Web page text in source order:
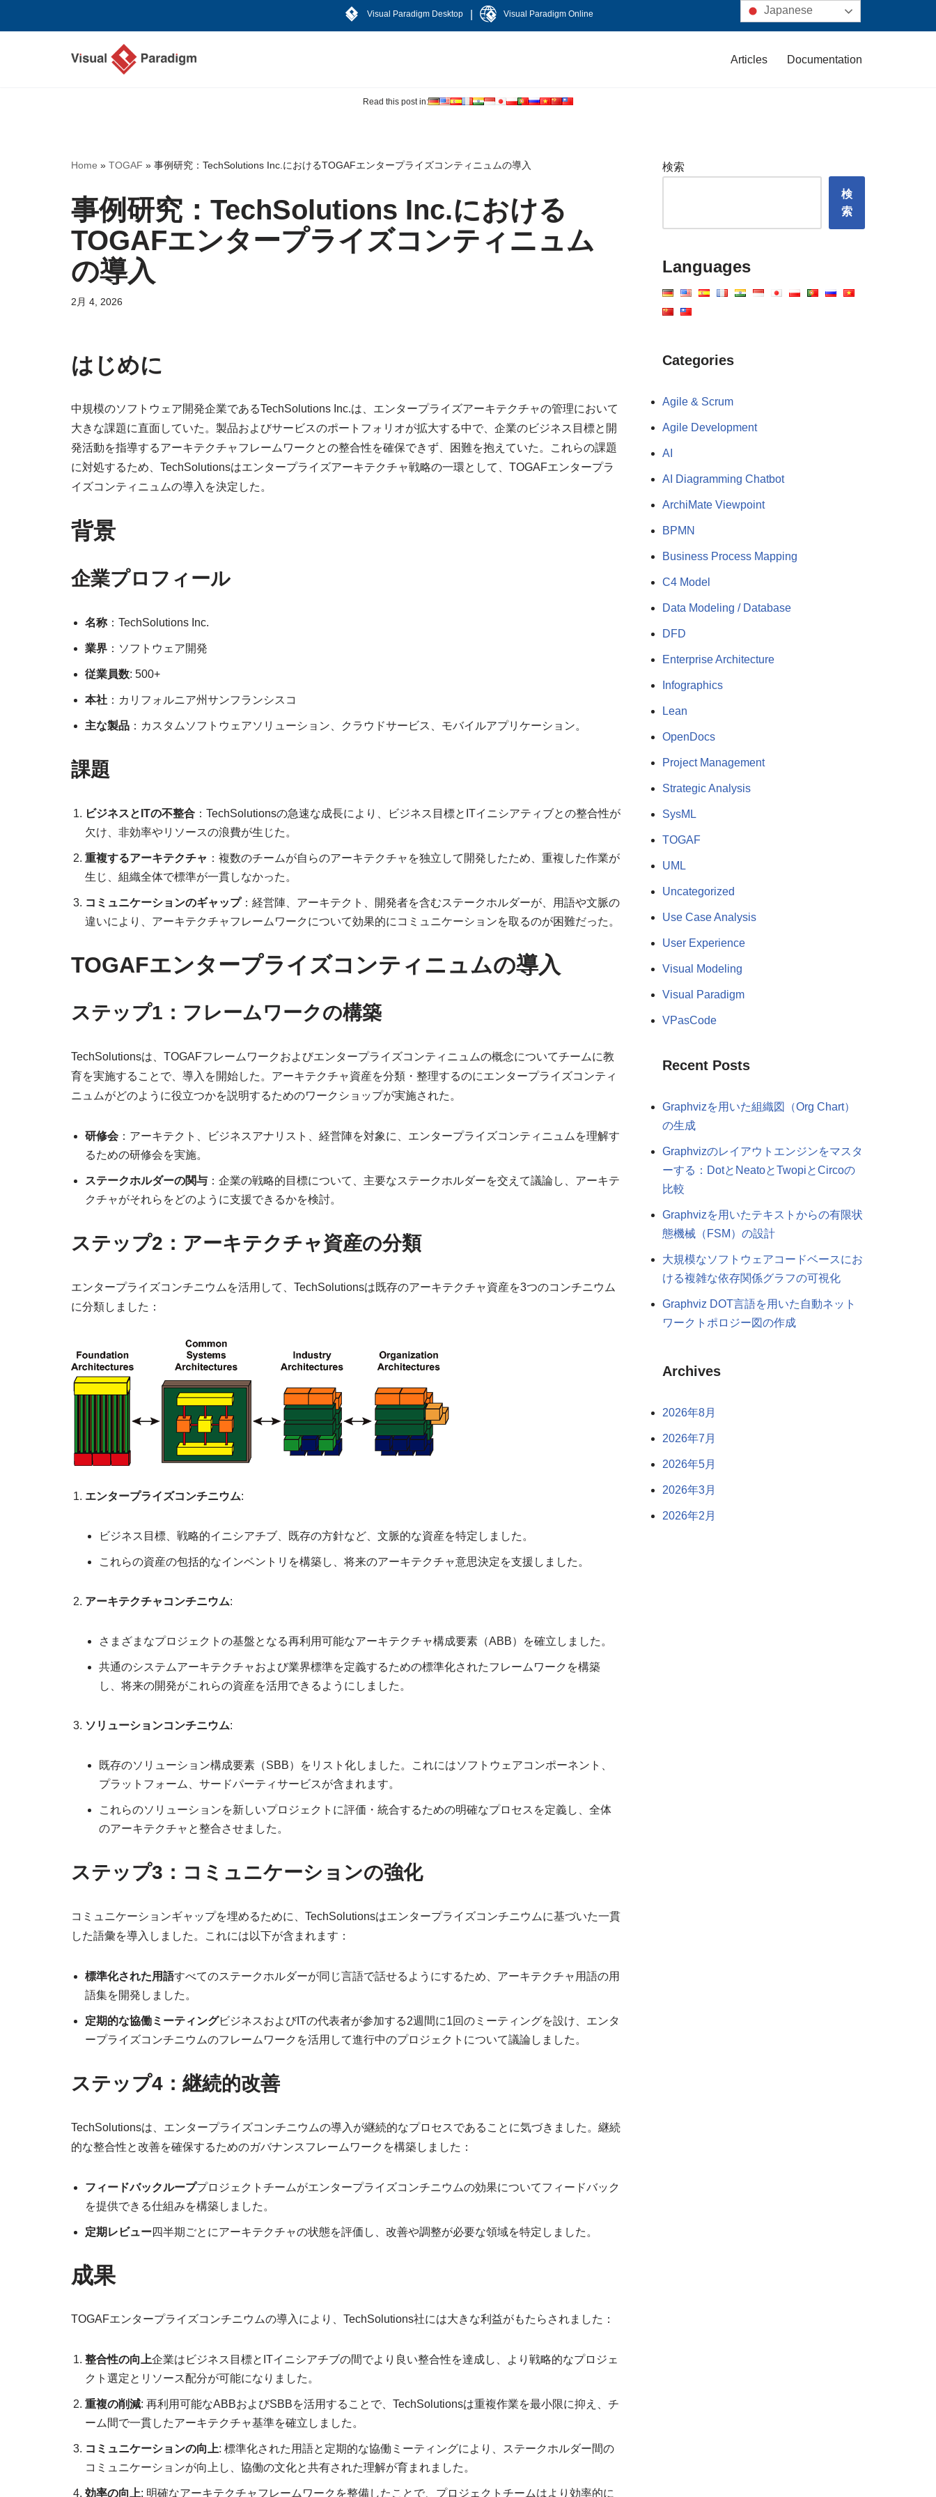
Visual Paradigm Desktop Visual Paradigm Online
Articles Documentation
Read this post in:
Home » TOGAF » 事例研究：TechSolutions Inc.におけるTOGAFエンタープライズコンティニュムの導入
事例研究：TechSolutions Inc.における
TOGAFエンタープライズコンティニュム
の導入
2月 4, 2026
はじめに
中規模のソフトウェア開発企業であるTechSolutions Inc.は、エンタープライズアーキテクチャの管理において
大きな課題に直面していた。製品およびサービスのポートフォリオが拡大する中で、企業のビジネス目標と開
発活動を指導するアーキテクチャフレームワークとの整合性を確保できず、困難を抱えていた。これらの課題
に対処するため、TechSolutionsはエンタープライズアーキテクチャ戦略の一環として、TOGAFエンタープラ
イズコンティニュムの導入を決定した。
背景
企業プロフィール
名称：TechSolutions Inc.
業界 ：ソフトウェア開発
従業員数: 500+
本社 ：カリフォルニア州サンフランシスコ
主な製品 ：カスタムソフトウェアソリューション、クラウドサービス、モバイルアプリケーション。
課題
ビジネスとITの不整合 ：TechSolutionsの急速な成長により、ビジネス目標とITイニシアティブとの整合性が
欠け、非効率やリソースの浪費が生じた。
重複するアーキテクチャ ：複数のチームが自らのアーキテクチャを独立して開発したため、重複した作業が
生じ、組織全体で標準が一貫しなかった。
コミュニケーションのギャップ：経営陣、アーキテクト、開発者を含むステークホルダーが、用語や文脈の
違いにより、アーキテクチャフレームワークについて効果的にコミュニケーションを取るのが困難だった。
TOGAFエンタープライズコンティニュムの導入
ステップ1：フレームワークの構築
TechSolutionsは、TOGAFフレームワークおよびエンタープライズコンティニュムの概念についてチームに教
育を実施することで、導入を開始した。アーキテクチャ資産を分類・整理するのにエンタープライズコンティ
ニュムがどのように役立つかを説明するためのワークショップが実施された。
研修会 ：アーキテクト、ビジネスアナリスト、経営陣を対象に、エンタープライズコンティニュムを理解す
るための研修会を実施。
ステークホルダーの関与 ：企業の戦略的目標について、主要なステークホルダーを交えて議論し、アーキテ
クチャがそれらをどのように支援できるかを検討。
ステップ2：アーキテクチャ資産の分類
エンタープライズコンチニウムを活用して、TechSolutionsは既存のアーキテクチャ資産を3つのコンチニウム
に分類しました：
エンタープライズコンチニウム:
ビジネス目標、戦略的イニシアチブ、既存の方針など、文脈的な資産を特定しました。
これらの資産の包括的なインベントリを構築し、将来のアーキテクチャ意思決定を支援しました。
アーキテクチャコンチニウム:
さまざまなプロジェクトの基盤となる再利用可能なアーキテクチャ構成要素（ABB）を確立しました。
共通のシステムアーキテクチャおよび業界標準を定義するための標準化されたフレームワークを構築
し、将来の開発がこれらの資産を活用できるようにしました。
ソリューションコンチニウム:
既存のソリューション構成要素（SBB）をリスト化しました。これにはソフトウェアコンポーネント、
プラットフォーム、サードパーティサービスが含まれます。
これらのソリューションを新しいプロジェクトに評価・統合するための明確なプロセスを定義し、全体
のアーキテクチャと整合させました。
ステップ3：コミュニケーションの強化
コミュニケーションギャップを埋めるために、TechSolutionsはエンタープライズコンチニウムに基づいた一貫
した語彙を導入しました。これには以下が含まれます：
標準化された用語すべてのステークホルダーが同じ言語で話せるようにするため、アーキテクチャ用語の用
語集を開発しました。
定期的な協働ミーティングビジネスおよびITの代表者が参加する2週間に1回のミーティングを設け、エンタ
ープライズコンチニウムのフレームワークを活用して進行中のプロジェクトについて議論しました。
ステップ4：継続的改善
TechSolutionsは、エンタープライズコンチニウムの導入が継続的なプロセスであることに気づきました。継続
的な整合性と改善を確保するためのガバナンスフレームワークを構築しました：
フィードバックループプロジェクトチームがエンタープライズコンチニウムの効果についてフィードバック
を提供できる仕組みを構築しました。
定期レビュー四半期ごとにアーキテクチャの状態を評価し、改善や調整が必要な領域を特定しました。
成果
TOGAFエンタープライズコンチニウムの導入により、TechSolutions社には大きな利益がもたらされました：
整合性の向上企業はビジネス目標とITイニシアチブの間でより良い整合性を達成し、より戦略的なプロジェ
クト選定とリソース配分が可能になりました。
重複の削減: 再利用可能なABBおよびSBBを活用することで、TechSolutionsは重複作業を最小限に抑え、チ
ーム間で一貫したアーキテクチャ基準を確立しました。
コミュニケーションの向上: 標準化された用語と定期的な協働ミーティングにより、ステークホルダー間の
コミュニケーションが向上し、協働の文化と共有された理解が育まれました。
効率の向上: 明確なアーキテクチャフレームワークを整備したことで、プロジェクトチームはより効率的に
検索
検
索
Languages
Categories
Agile & Scrum
Agile Development
AI
AI Diagramming Chatbot
ArchiMate Viewpoint
BPMN
Business Process Mapping
C4 Model
Data Modeling / Database
DFD
Enterprise Architecture
Infographics
Lean
OpenDocs
Project Management
Strategic Analysis
SysML
TOGAF
UML
Uncategorized
Use Case Analysis
User Experience
Visual Modeling
Visual Paradigm
VPasCode
Recent Posts
Graphvizを用いた組織図（Org Chart）
の生成
Graphvizのレイアウトエンジンをマスタ
ーする：DotとNeatoとTwopiとCircoの
比較
Graphvizを用いたテキストからの有限状
態機械（FSM）の設計
大規模なソフトウェアコードベースにお
ける複雑な依存関係グラフの可視化
Graphviz DOT言語を用いた自動ネット
ワークトポロジー図の作成
Archives
2026年8月
2026年7月
2026年5月
2026年3月
2026年2月
Japanese